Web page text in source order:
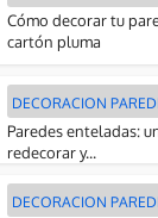
Cómo decorar tu
cartón pluma
DECORACION
Paredes enteladas:
redecorar y...
DECORACION